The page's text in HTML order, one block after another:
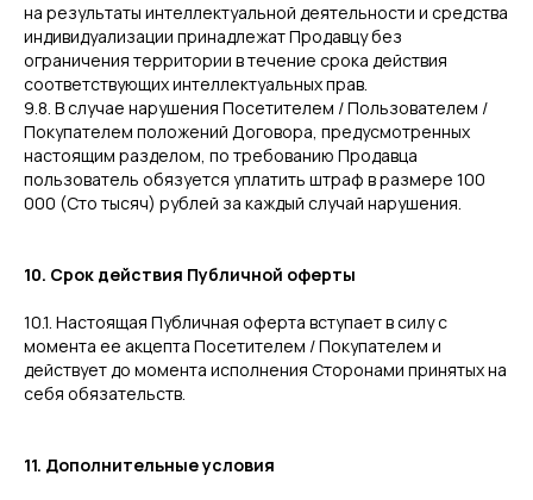
на результаты интеллектуальной деятельности и средства
индивидуализации принадлежат Продавцу без
ограничения территории в течение срока действия
соответствующих интеллектуальных прав.
9.8. В случае нарушения Посетителем / Пользователем /
Покупателем положений Договора, предусмотренных
настоящим разделом, по требованию Продавца
пользователь обязуется уплатить штраф в размере 100
000 (Сто тысяч) рублей за каждый случай нарушения.
10. Срок действия Публичной оферты
10.1. Настоящая Публичная оферта вступает в силу с
момента ее акцепта Посетителем / Покупателем и
действует до момента исполнения Сторонами принятых на
себя обязательств.
11. Дополнительные условия